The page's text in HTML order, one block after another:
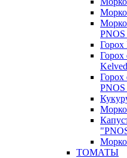
PNOS
Горох
Горох
PNOS
ТОМАТЫ